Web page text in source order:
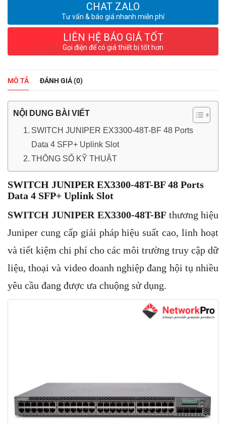
CHAT ZALO
Tư vấn & báo giá nhanh miễn phí
LIÊN HỆ BÁO GIÁ TỐT
Gọi điện để có giá thiết bị tốt hơn
MÔ TẢ ĐÁNH GIÁ (0)
NỘI DUNG BÀI VIẾT
SWITCH JUNIPER EX3300-48T-BF 48 Ports
Data 4 SFP+ Uplink Slot
THÔNG SỐ KỸ THUẬT
SWITCH JUNIPER EX3300-48T-BF 48 Ports
Data 4 SFP+ Uplink Slot
SWITCH JUNIPER EX3300-48T-BFthương hiệu
Juniper cung cấp giải pháp hiệu suất cao, linh hoạt
và tiết kiệm chi phí cho các môi trường truy cập dữ
liệu, thoại và video doanh nghiệp đang hội tụ nhiều
yêu cầu đang được ưa chuộng sử dụng.